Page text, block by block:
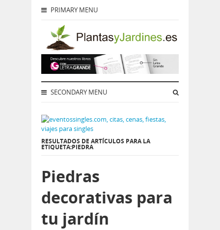
PRIMARY MENU
SECONDARY MENU
RESULTADOS DE ARTÍCULOS PARA LA
ETIQUETA:PIEDRA
Piedras
decorativas para
tu jardín